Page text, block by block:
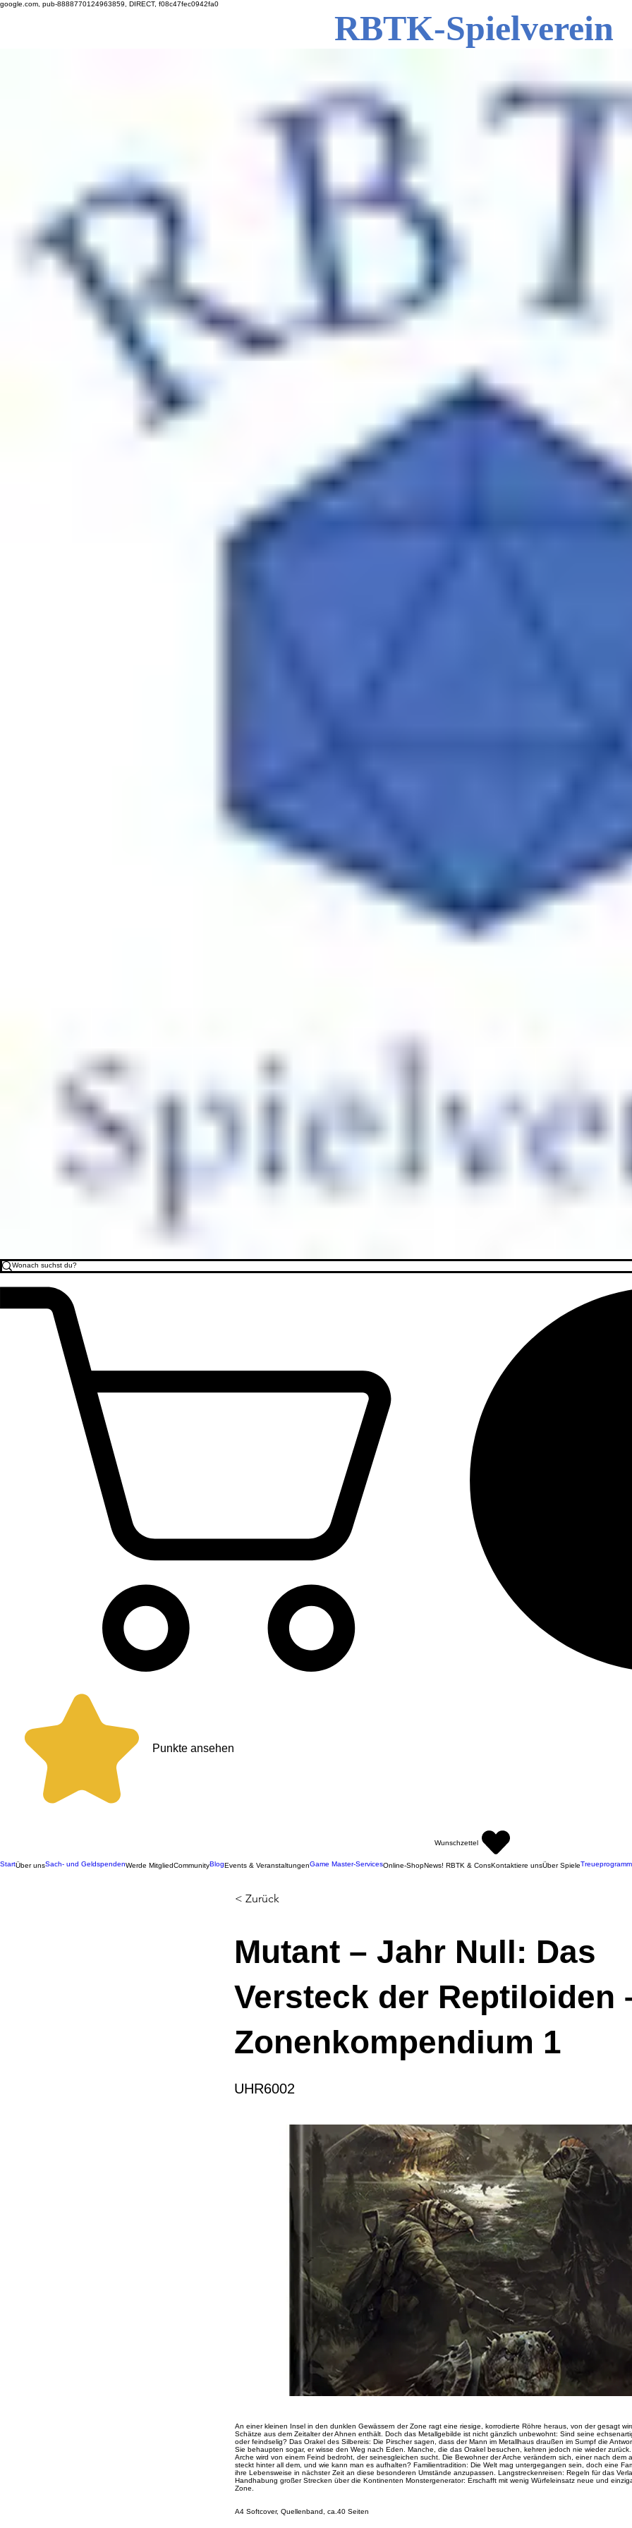
google.com, pub-8888770124963859, DIRECT, f08c47fec0942fa0
RBTK-Spielverein
Punkte ansehen
Wunschzettel
StartÜber unsSach- und GeldspendenWerde MitgliedCommunityBlogEvents & VeranstaltungenGame Master-ServicesOnline-ShopNews! RBTK & ConsKontaktiere unsÜber SpieleTreueprogramm
< Zurück
Mutant – Jahr Null: Das
Versteck der Reptiloiden
Zonenkompendium 1
UHR6002
An einer kleinen Insel in den dunklen Gewässern der Zone ragt eine riesige, korrodierte Röhre heraus, von der gesagt
Schätze aus dem Zeitalter der Ahnen enthält. Doch das Metallgebilde ist nicht gänzlich unbewohnt: Sind seine
oder feindselig? Das Orakel des Silbereis: Die Pirscher sagen, dass der Mann im Metallhaus draußen im Sumpf die
Sie behaupten sogar, er wisse den Weg nach Eden. Manche, die das Orakel besuchen, kehren jedoch nie wieder
Arche wird von einem Feind bedroht, der seinesgleichen sucht. Die Bewohner der Arche verändern sich, einer nach dem
steckt hinter all dem, und wie kann man es aufhalten? Familientradition: Die Welt mag untergegangen sein, doch eine
ihre Lebensweise in nächster Zeit an diese besonderen Umstände anzupassen. Langstreckenreisen: Regeln für das
Handhabung großer Strecken über die Kontinenten Monstergenerator: Erschafft mit wenig Würfeleinsatz neue und
Zone.
A4 Softcover, Quellenband, ca.40 Seiten